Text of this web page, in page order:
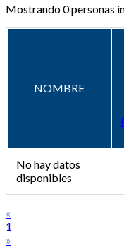
Mostrando0personas
NOMBRE
No hay datos
disponibles
«
1
»